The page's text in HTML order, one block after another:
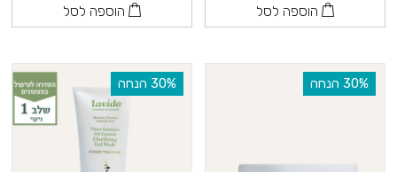
הוספה לסל הוספה לסל
‫30% הנחה ‫30% הנחה